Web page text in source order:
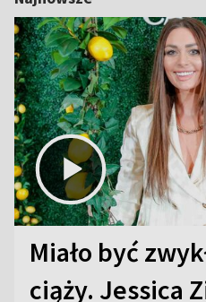
Miało być
ciąży. Jessica